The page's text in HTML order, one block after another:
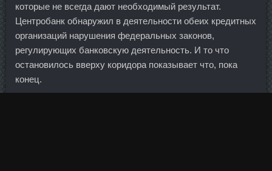
которые не всегда дают необходимый результат.
Центробанк обнаружил в деятельности обеих кредитных
организаций нарушения федеральных законов,
регулирующих банковскую деятельность. И то что
остановилось вверху коридора показывает что, пока
конец.